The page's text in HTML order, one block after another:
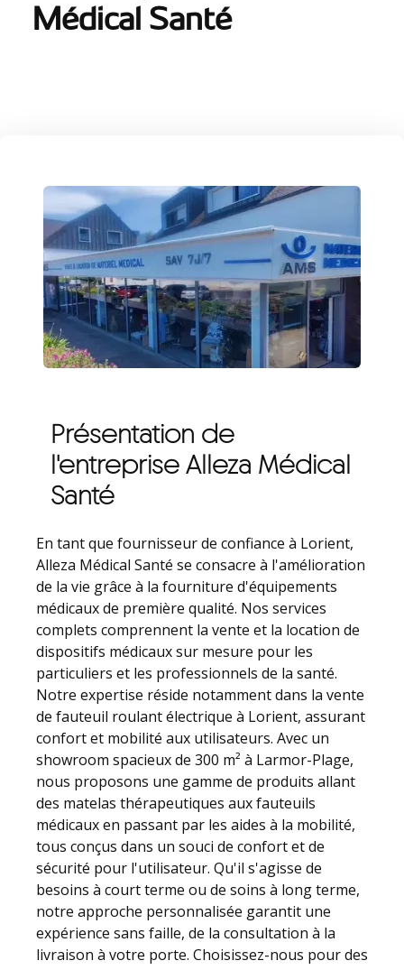
Médical Santé
Présentation de
l'entreprise Alleza Médical
Santé
En tant que fournisseur de confiance à Lorient,
Alleza Médical Santé se consacre à l'amélioration
de la vie grâce à la fourniture d'équipements
médicaux de première qualité. Nos services
complets comprennent la vente et la location de
dispositifs médicaux sur mesure pour les
particuliers et les professionnels de la santé.
Notre expertise réside notamment dans la vente
de fauteuil roulant électrique à Lorient, assurant
confort et mobilité aux utilisateurs. Avec un
showroom spacieux de 300 m² à Larmor-Plage,
nous proposons une gamme de produits allant
des matelas thérapeutiques aux fauteuils
médicaux en passant par les aides à la mobilité,
tous conçus dans un souci de confort et de
sécurité pour l'utilisateur. Qu'il s'agisse de
besoins à court terme ou de soins à long terme,
notre approche personnalisée garantit une
expérience sans faille, de la consultation à la
livraison à votre porte. Choisissez-nous pour des